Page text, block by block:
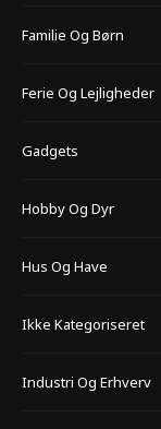
Familie Og Børn
Ferie Og Lejligheder
Gadgets
Hobby Og Dyr
Hus Og Have
Ikke Kategoriseret
Industri Og Erhverv